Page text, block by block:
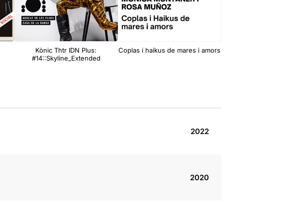
Kònic Thtr IDN Plus:
#14::Skyline_Extended
Coplas i haikus de mares i amors
2022
2020